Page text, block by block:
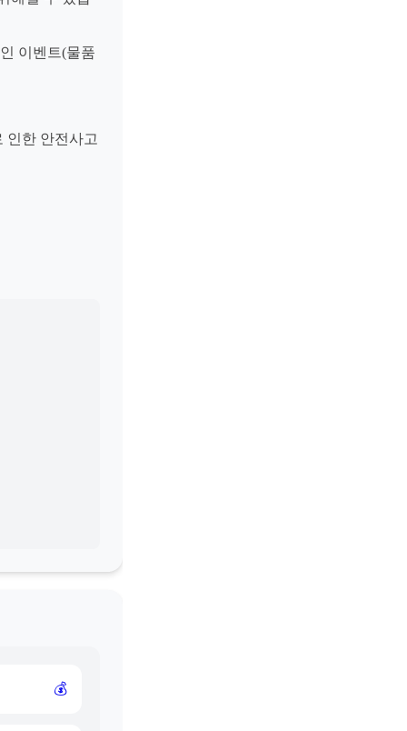
이벤트(물품
인한 안전사고
💰